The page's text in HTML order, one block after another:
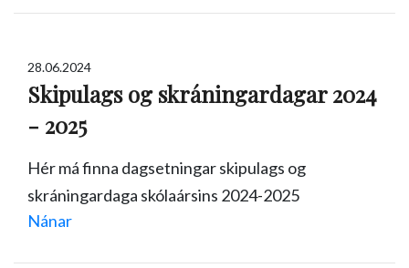
28.06.2024
Skipulags og skráningardagar 2024
- 2025
Hér má finna dagsetningar skipulags og
skráningardaga skólaársins 2024-2025
Nánar